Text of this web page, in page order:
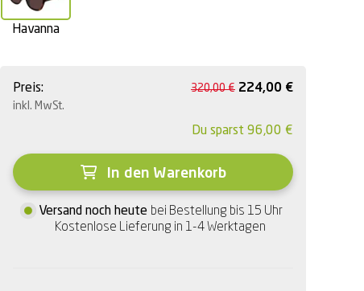
Havanna
Preis:
inkl. MwSt.
320,00€ 224,00 €
Du sparst 96,00 €
In den Warenkorb
Versand noch heute bei Bestellung bis 15 Uhr
Kostenlose Lieferung in 1-4 Werktagen